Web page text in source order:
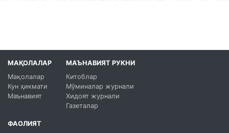
МАҚОЛАЛАР
Мақолалар
Кун ҳикмати
Маънавият
МАЪНАВИЯТ РУКНИ
Китоблар
Мўминалар журнали
Хидоят журнали
Газеталар
ФАОЛИЯТ